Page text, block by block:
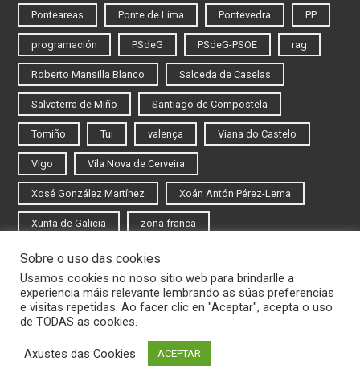
Ponteareas Ponte de Lima Pontevedra PP
programación PSdeG PSdeG-PSOE rag
Roberto Mansilla Blanco Salceda de Caselas
Salvaterra de Miño Santiago de Compostela
Tomiño Tui valença Viana do Castelo
Vigo Vila Nova de Cerveira
Xosé González Martínez Xoán Antón Pérez-Lema
Xunta de Galicia zona franca
Iniciar sesión
Rexistrarse
© 2020 Novas do Eixo Atlántico
Sobre o uso das cookies
Usamos cookies no noso sitio web para brindarlle a
experiencia máis relevante lembrando as súas preferencias
e visitas repetidas. Ao facer clic en "Aceptar", acepta o uso
de TODAS as cookies.
Axustes das Cookies ACEPTAR